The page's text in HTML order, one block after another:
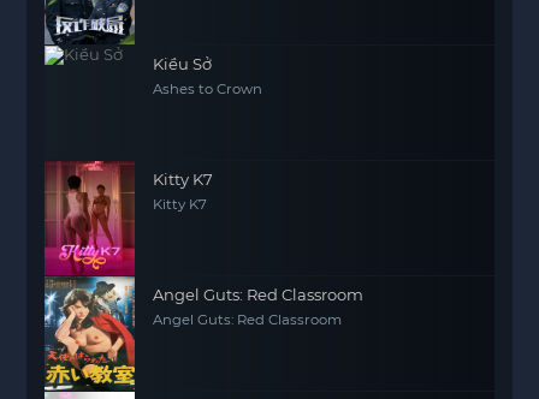
Kiều Sở
Ashes to Crown
Kitty K7
Kitty K7
Angel Guts: Red Classroom
Angel Guts: Red Classroom